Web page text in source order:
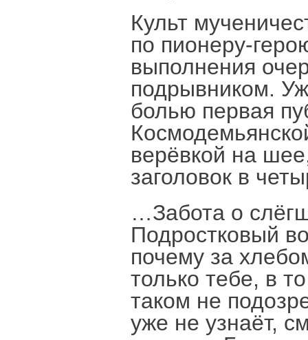
Культ
по пионеру-
выполнения
подрывником.
болью первая
верёвкой на
заголовок в
…Забота о
Подростковый
почему за
только тебе, в
таком не
уже не узнаёт,